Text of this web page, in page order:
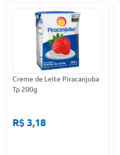
Creme de Leite Piracanjuba
Tp 200g
R$ 3,18